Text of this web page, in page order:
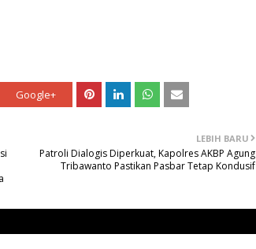
Google+
LEBIH BARU
Patroli Dialogis Diperkuat, Kapolres AKBP Agung
Tribawanto Pastikan Pasbar Tetap Kondusif